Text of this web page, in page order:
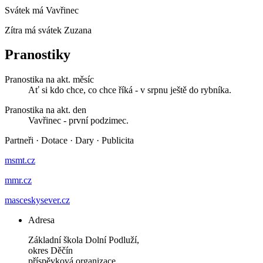
Svátek má Vavřinec
Zítra má svátek Zuzana
Pranostiky
Pranostika na akt. měsíc
Ať si kdo chce, co chce říká - v srpnu ještě do rybníka.
Pranostika na akt. den
Vavřinec - první podzimec.
Partneři · Dotace · Dary · Publicita
msmt.cz
mmr.cz
masceskysever.cz
Adresa
Základní škola Dolní Podluží,
okres Děčín